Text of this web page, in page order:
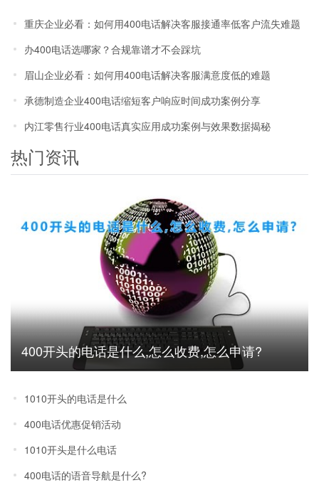
重庆企业必看：如何用400电话解决客服接通率低客户流失难题
办400电话选哪家？合规靠谱才不会踩坑
眉山企业必看：如何用400电话解决客服满意度低的难题
承德制造企业400电话缩短客户响应时间成功案例分享
内江零售行业400电话真实应用成功案例与效果数据揭秘
热门资讯
400开头的电话是什么,怎么收费,怎么申请?
1010开头的电话是什么
400电话优惠促销活动
1010开头是什么电话
400电话的语音导航是什么?